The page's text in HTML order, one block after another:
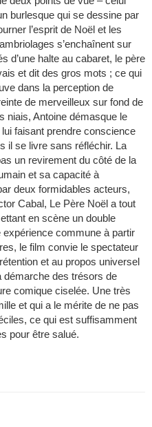
burlesque qui se dessine par
l’esprit de Noël et les
s’enchaînent sur
d’une halte au cabaret, le père
et dit des gros mots ; ce qui
dans la perception de
de merveilleux sur fond de
niais, Antoine démasque le
faisant prendre conscience
il se livre sans réfléchir. La
un revirement du côté de la
et sa capacité à
deux formidables acteurs,
Cabal, Le Père Noël a tout
en scène un double
expérience commune à partir
le film convie le spectateur
et au propos universel
démarche des trésors de
comique ciselée. Une très
et qui a le mérite de ne pas
ce qui est suffisamment
pour être salué.